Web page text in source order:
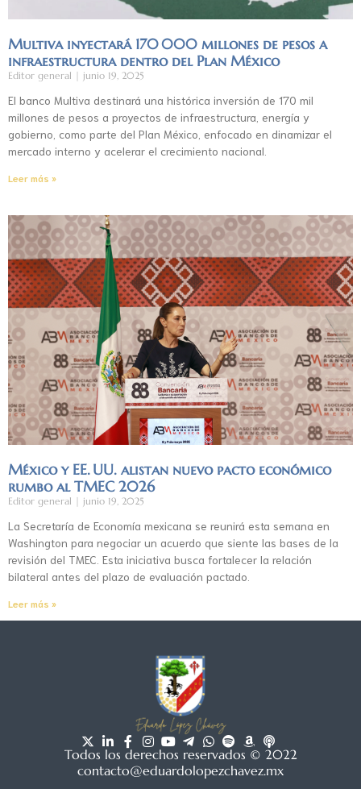
Multiva inyectará 170 000 millones de pesos a
infraestructura dentro del Plan México
Editor general junio 19, 2025
El banco Multiva destinará una histórica inversión de 170 mil
millones de pesos a proyectos de infraestructura, energía y
gobierno, como parte del Plan México, enfocado en dinamizar el
mercado interno y acelerar el crecimiento nacional.
Leer más »
México y EE. UU. alistan nuevo pacto económico
rumbo al TMEC 2026
Editor general junio 19, 2025
La Secretaría de Economía mexicana se reunirá esta semana en
Washington para negociar un acuerdo que siente las bases de la
revisión del TMEC. Esta iniciativa busca fortalecer la relación
bilateral antes del plazo de evaluación pactado.
Leer más »
Todos los derechos reservados © 2022
contacto@eduardolopezchavez.mx